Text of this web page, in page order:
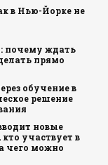
в Нью-Йорке не
почему ждать
прямо
обучение в
решение
новые
участвует в
чего можно